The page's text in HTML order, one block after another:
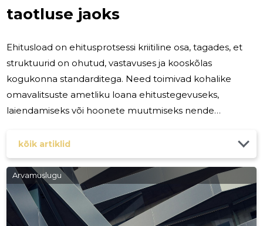
taotluse jaoks
Ehitusload on ehitusprotsessi kriitiline osa, tagades, et
struktuurid on ohutud, vastavuses ja kooskõlas
kogukonna standarditega. Need toimivad kohalike
omavalitsuste ametliku loana ehitustegevuseks,
laiendamiseks või hoonete muutmiseks nende
suuremate renoveerimistööde, struktuurimuutuste ja
mõnikord isegi teatud tüüpi remonttööde puhul nõutav
ehitusluba. On oluline kontrollida oma kohaliku
ehitusosakonnaga, et mõista oma projekti konkreetseid
nõudeid. 1. samm: Eeltöö ja hoolsuskohustus Enne mis
tahes ehitusprojekti alustamist on oluline
kõik artiklid
Arvamuslugu